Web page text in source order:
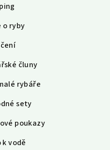
o ryby
čluny
rybáře
sety
poukazy
vodě